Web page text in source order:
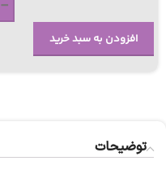
-
افزودن به سبد خرید
توضیحات